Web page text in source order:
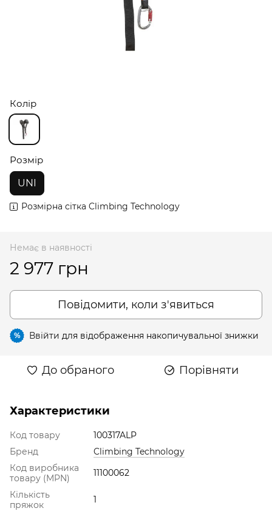
Колір
Розмір
UNI
Розмірна сітка Climbing Technology
Немає в наявності
2 977 грн
Повідомити, коли з'явиться
% Ввійти для відображення накопичувальної знижки
До обраного Порівняти
Характеристики
Код товару
100317ALP
Бренд
Climbing Technology
Код виробника
товару (MPN)
11100062
Кількість
пряжок
1